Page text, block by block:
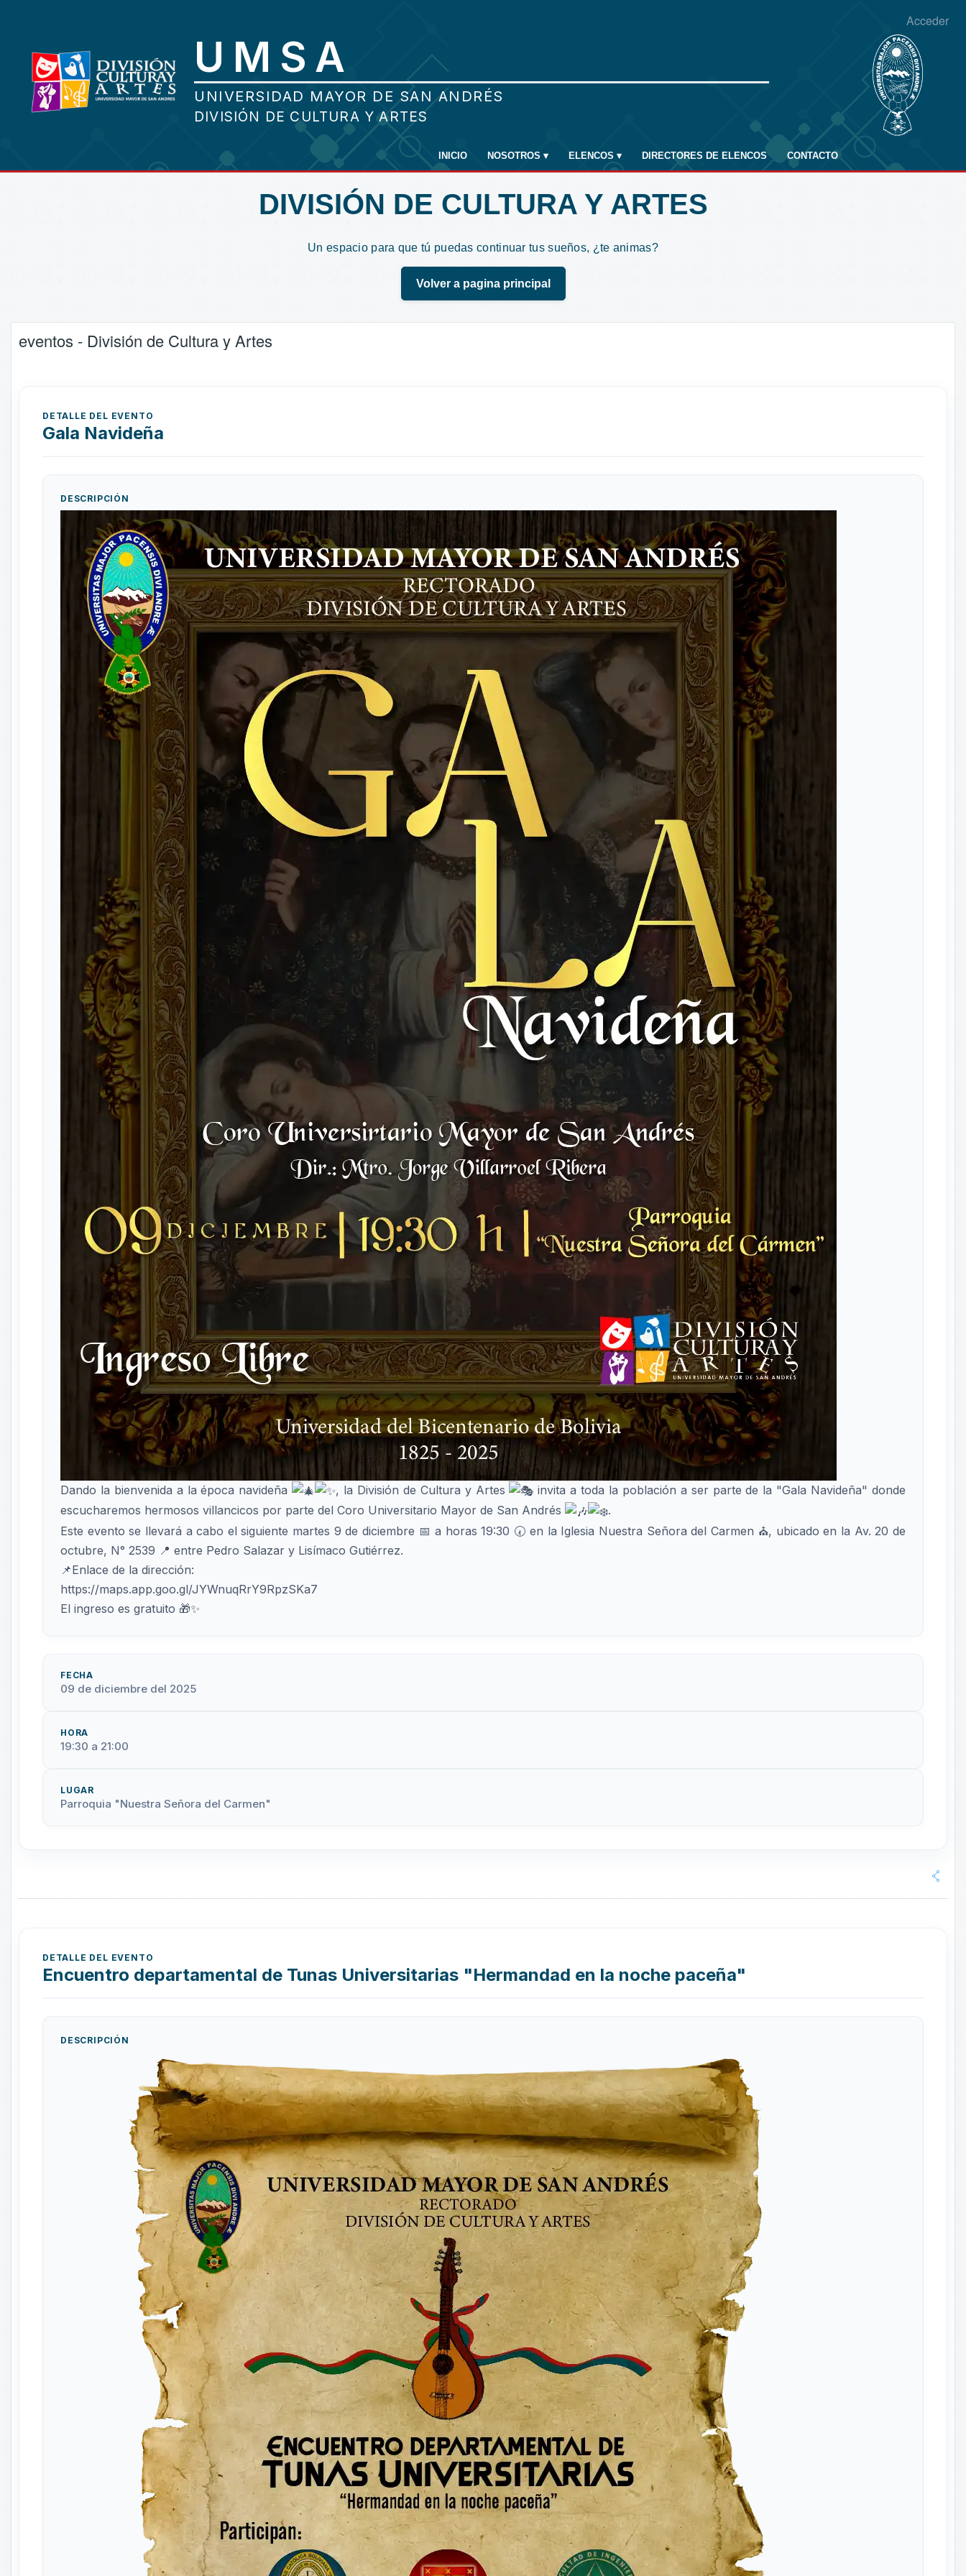
Acceder
INICIO NOSOTROS ▾ ELENCOS ▾ DIRECTORES DE ELENCOS CONTACTO
DIVISIÓN DE CULTURA Y ARTES
Un espacio para que tú puedas continuar tus sueños, ¿te animas?
Volver a pagina principal
eventos - División de Cultura y Artes
DETALLE DEL EVENTO
Gala Navideña
DESCRIPCIÓN
Dando la bienvenida a la época navideña , la División de Cultura y Artes
invita a toda la población a ser parte de la "Gala Navideña" donde
escucharemos hermosos villancicos por parte del Coro Universitario Mayor de San Andrés
.
Este evento se llevará a cabo el siguiente martes 9 de diciembre 📅 a horas 19:30 🕢 en la Iglesia Nuestra Señora del Carmen ⛪, ubicado en la Av. 20 de
octubre, N° 2539 📍 entre Pedro Salazar y Lisímaco Gutiérrez.
📌Enlace de la dirección:
https://maps.app.goo.gl/JYWnuqRrY9RpzSKa7
El ingreso es gratuito 🎁✨
FECHA
09 de diciembre del 2025
HORA
19:30 a 21:00
LUGAR
Parroquia "Nuestra Señora del Carmen"
DETALLE DEL EVENTO
Encuentro departamental de Tunas Universitarias "Hermandad en la noche paceña"
DESCRIPCIÓN